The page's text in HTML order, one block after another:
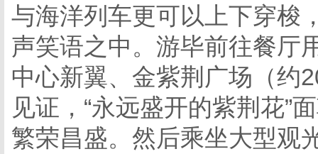
与海洋列车更可以上下穿梭
声笑语之中。游毕前往餐厅
中心新翼、金紫荆广场（约
见证，“永远盛开的紫荆花”
繁荣昌盛。然后乘坐大型观